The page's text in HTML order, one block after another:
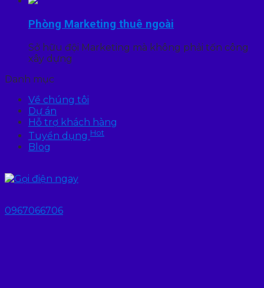
Phòng Marketing thuê ngoài
Sở hữu đội Marketing mà không phải tốn công
xây dựng
Danh mục
Về chúng tôi
Dự án
Hỗ trợ khách hàng
Tuyển dụng Hot
Blog
0967066706